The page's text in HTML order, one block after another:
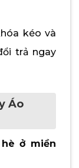
kéo và
trả ngay
Áo
ở miền